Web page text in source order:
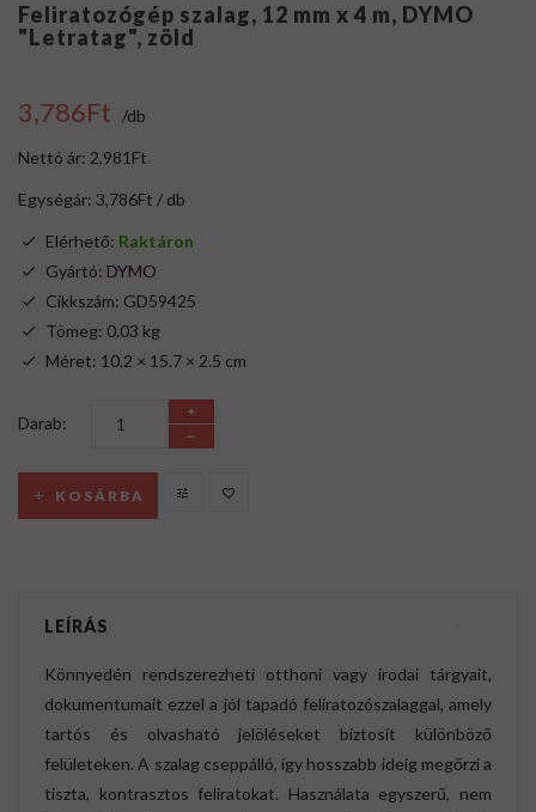
Feliratozógép szalag, 12 mm x 4 m, DYMO
"Letratag", zöld
3,786Ft /db
Nettó ár: 2,981Ft
Egységár: 3,786Ft / db
Elérhető: Raktáron
Gyártó: DYMO
Cikkszám: GD59425
Tömeg: 0.03 kg
Méret: 10.2 × 15.7 × 2.5 cm
Darab:
KOSÁRBA
LEÍRÁS
Könnyedén rendszerezheti otthoni vagy irodai tárgyait,
dokumentumait ezzel a jól tapadó feliratozószalaggal, amely
tartós és olvasható jelöléseket biztosít különböző
felületeken. A szalag cseppálló, így hosszabb ideig megőrzi a
tiszta, kontrasztos feliratokat. Használata egyszerű, nem